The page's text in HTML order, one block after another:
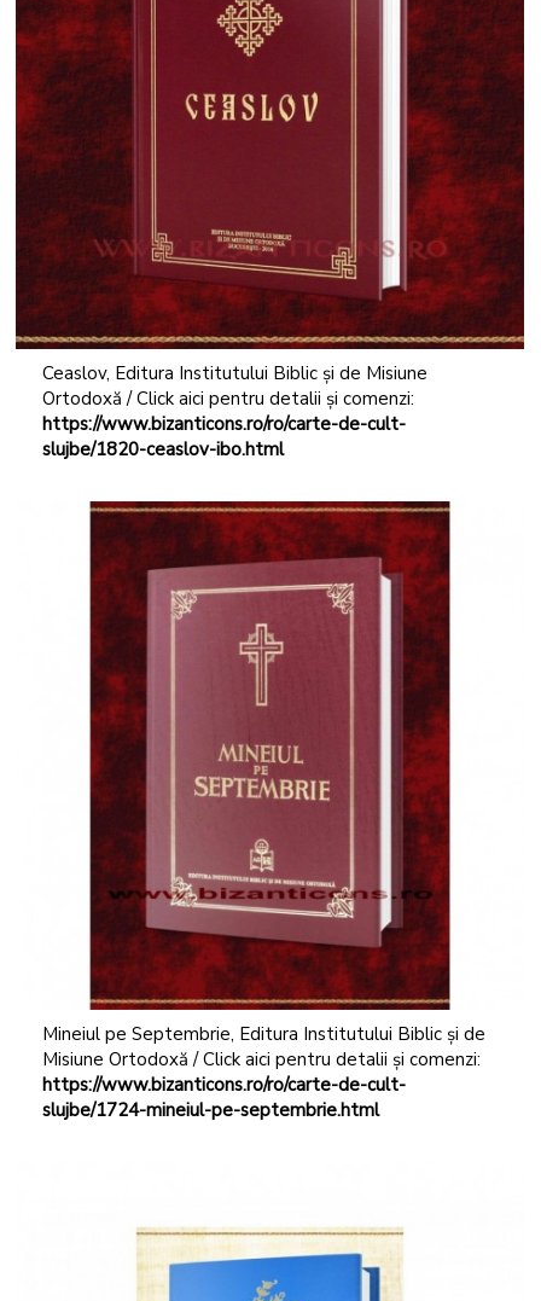
Ceaslov, Editura Institutului Biblic și de Misiune
Ortodoxă / Click aici pentru detalii și comenzi:
https://www.bizanticons.ro/ro/carte-de-cult-
slujbe/1820-ceaslov-ibo.html
Mineiul pe Septembrie, Editura Institutului Biblic și de
Misiune Ortodoxă / Click aici pentru detalii și comenzi:
https://www.bizanticons.ro/ro/carte-de-cult-
slujbe/1724-mineiul-pe-septembrie.html